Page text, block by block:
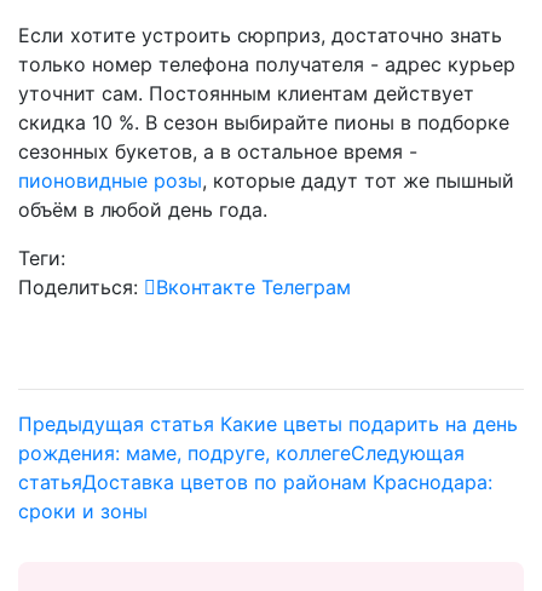
Если хотите устроить сюрприз, достаточно знать
только номер телефона получателя - адрес курьер
уточнит сам. Постоянным клиентам действует
скидка 10 %. В сезон выбирайте пионы в подборке
сезонных букетов, а в остальное время -
пионовидные розы, которые дадут тот же пышный
объём в любой день года.
Теги:
Поделиться:
Вконтакте Телеграм
Предыдущая статья Какие цветы подарить на день
рождения: маме, подруге, коллегеСледующая
статьяДоставка цветов по районам Краснодара:
сроки и зоны